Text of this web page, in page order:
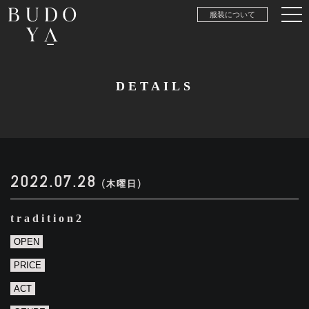
服装について
DETAILS
2022.07.28 (木曜日)
tradition2
OPEN
PRICE
ACT